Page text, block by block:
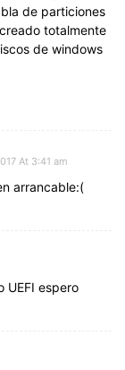
de particiones
totalmente
de windows
At 3:41 am
arrancable:(
UEFI espero